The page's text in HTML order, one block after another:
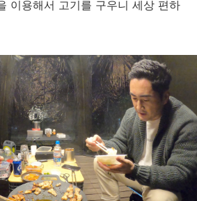
이용해서 고기를 구우니 세상 편하